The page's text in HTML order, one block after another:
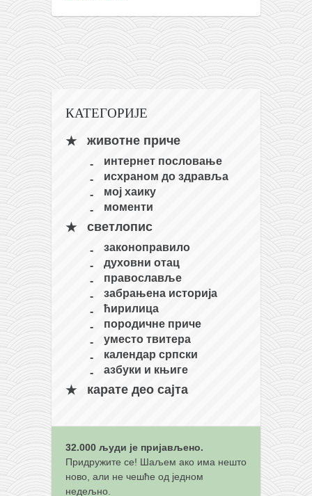
календар српски
азбуки и књиге
Окинава карате
најновије на блогу
моје белешке
карате
наиханчи
темашивари
кобудо
тонфа
тимбеи рочин
тсунами дојо
програм
КАТЕГОРИЈЕ
животне приче
интернет пословање
исхраном до здравља
мој хаику
моменти
светлопис
законоправило
духовни отац
православље
забрањена историја
ћирилица
породичне приче
уместо твитера
календар српски
азбуки и књиге
карате део сајта
32.000 људи је пријављено.
Придружите се! Шаљем ако има нешто
ново, али не чешће од једном
недељно.